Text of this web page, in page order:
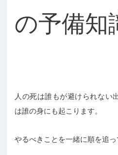
の予備
人の死は誰もが避けられない
は誰の身にも起こります。
やるべきことを一緒に順を追っ